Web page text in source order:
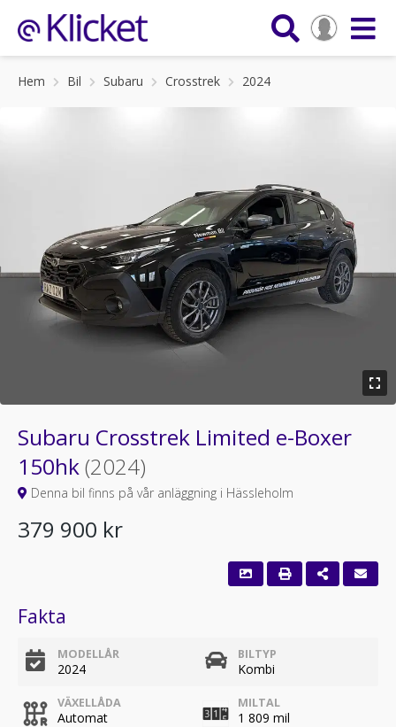
Hem Bil Subaru Crosstrek 2024
Subaru Crosstrek Limited e-Boxer
150hk(2024)
Denna bil finns på vår anläggning i Hässleholm
379 900 kr
Fakta
MODELLÅR
2024
BILTYP
Kombi
VÄXELLÅDA
Automat
MILTAL
1 809 mil